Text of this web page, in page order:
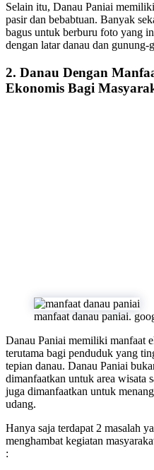
Selain itu, Danau Paniai
pasir dan bebabtuan. Banyak
bagus untuk berburu foto yang
dengan latar danau dan gunung-
2. Danau Dengan
Ekonomis Bagi
manfaat danau paniai.
Danau Paniai memiliki manfaat
terutama bagi penduduk yang
tepian danau. Danau Paniai
dimanfaatkan untuk area wisata
juga dimanfaatkan untuk
udang.
Hanya saja terdapat 2 masalah
menghambat kegiatan
: